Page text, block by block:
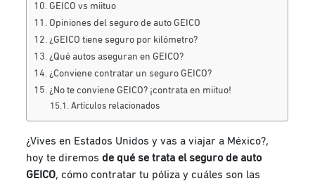
GEICO vs miituo
Opiniones del seguro de auto GEICO
¿GEICO tiene seguro por kilómetro?
¿Qué autos aseguran en GEICO?
¿Conviene contratar un seguro GEICO?
¿No te conviene GEICO? ¡contrata en miituo!
Artículos relacionados
¿Vives en Estados Unidos y vas a viajar a México?,
hoy te diremosde qué se trata el seguro de auto
GEICO, cómo contratar tu póliza y cuáles son las